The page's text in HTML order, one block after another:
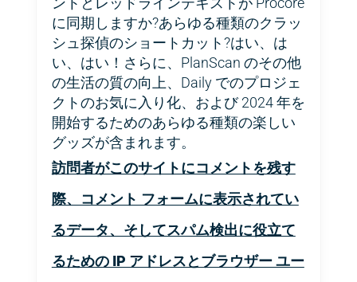
に同期しますか?あらゆる種類のクラッ
シュ探偵のショートカット?はい、は
い、はい！さらに、PlanScan のその他
の生活の質の向上、Daily でのプロジェ
クトのお気に入り化、および 2024 年を
開始するためのあらゆる種類の楽しい
グッズが含まれます。
訪問者がこのサイトにコメントを残す
際、コメント フォームに表示されてい
るデータ、そしてスパム検出に役立て
るための IP アドレスとブラウザー ユー